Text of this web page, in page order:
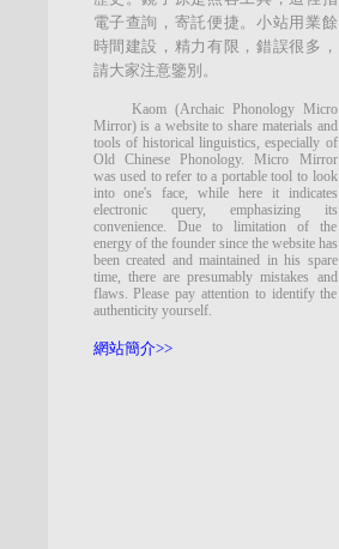
電子查詢，寄託便捷。小站用業餘
時間建設，精力有限，錯誤很多，
請大家注意鑒別。
Kaom (Archaic Phonology Micro
Mirror) is a website to share materials and
tools of historical linguistics, especially of
Old Chinese Phonology. Micro Mirror
was used to refer to a portable tool to look
into one's face, while here it indicates
electronic query, emphasizing its
convenience. Due to limitation of the
energy of the founder since the website has
been created and maintained in his spare
time, there are presumably mistakes and
flaws. Please pay attention to identify the
authenticity yourself.
網站簡介>>